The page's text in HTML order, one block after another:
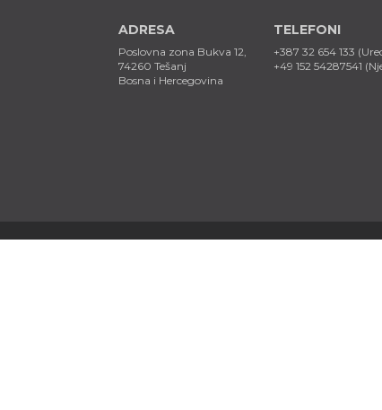
ADRESA
Poslovna zona Bukva 12,
74260 Tešanj
Bosna i Hercegovina
TELEFONI
+387 32 654 133
+49 152 54287541